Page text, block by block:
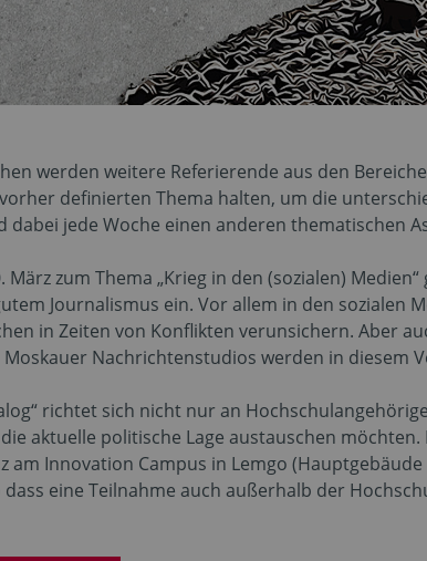
werden weitere Referierende aus den
definierten Thema halten, um die
jede Woche einen anderen thematischen
März zum Thema „Krieg in den (sozialen)
Journalismus ein. Vor allem in den sozialen
in Zeiten von Konflikten verunsichern. Aber
Nachrichtenstudios werden in diesem
richtet sich nicht nur an
aktuelle politische Lage austauschen
am Innovation Campus in Lemgo
eine Teilnahme auch außerhalb der